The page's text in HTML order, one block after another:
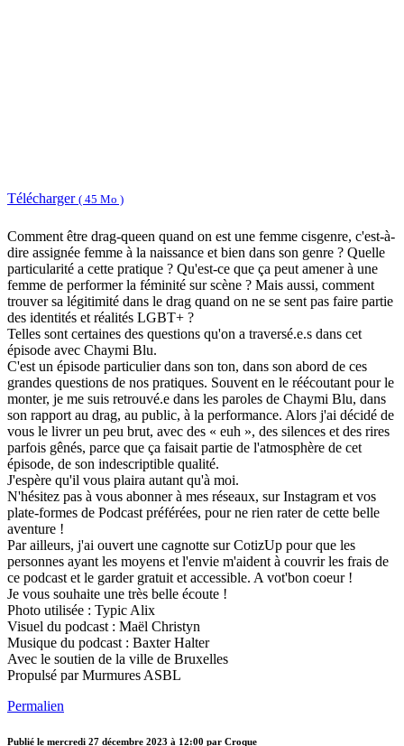
Télécharger ( 45 Mo )
Comment être drag-queen quand on est une femme cisgenre, c'est-à-
dire assignée femme à la naissance et bien dans son genre ? Quelle
particularité a cette pratique ? Qu'est-ce que ça peut amener à une
femme de performer la féminité sur scène ? Mais aussi, comment
trouver sa légitimité dans le drag quand on ne se sent pas faire partie
des identités et réalités LGBT+ ?
Telles sont certaines des questions qu'on a traversé.e.s dans cet
épisode avec Chaymi Blu.
C'est un épisode particulier dans son ton, dans son abord de ces
grandes questions de nos pratiques. Souvent en le réécoutant pour le
monter, je me suis retrouvé.e dans les paroles de Chaymi Blu, dans
son rapport au drag, au public, à la performance. Alors j'ai décidé de
vous le livrer un peu brut, avec des « euh », des silences et des rires
parfois gênés, parce que ça faisait partie de l'atmosphère de cet
épisode, de son indescriptible qualité.
J'espère qu'il vous plaira autant qu'à moi.
N'hésitez pas à vous abonner à mes réseaux, sur Instagram et vos
plate-formes de Podcast préférées, pour ne rien rater de cette belle
aventure !
Par ailleurs, j'ai ouvert une cagnotte sur CotizUp pour que les
personnes ayant les moyens et l'envie m'aident à couvrir les frais de
ce podcast et le garder gratuit et accessible. A vot'bon coeur !
Je vous souhaite une très belle écoute !
Photo utilisée : Typic Alix
Visuel du podcast : Maël Christyn
Musique du podcast : Baxter Halter
Avec le soutien de la ville de Bruxelles
Propulsé par Murmures ASBL
Permalien
Publié le mercredi 27 décembre 2023 à 12:00 par Croque